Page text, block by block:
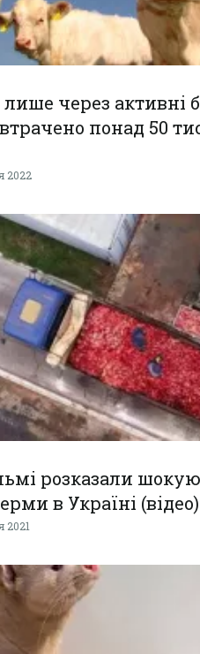
через активні
понад 50
2022
розказали
в Україні (відео)
2021